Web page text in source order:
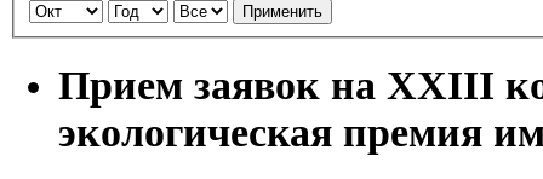
Применить
Прием заявок на ХХIII
экологическая премия